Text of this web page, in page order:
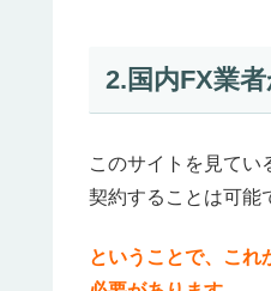
2.国内FX業
このサイトを見てい
契約することは可能
ということで、これ